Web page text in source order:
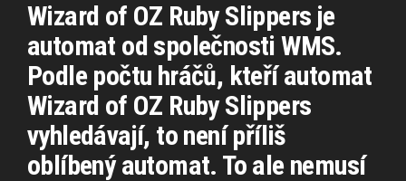
Wizard of OZ Ruby Slippers je
automat od společnosti WMS.
Podle počtu hráčů, kteří automat
Wizard of OZ Ruby Slippers
vyhledávají, to není příliš
oblíbený automat. To ale nemusí